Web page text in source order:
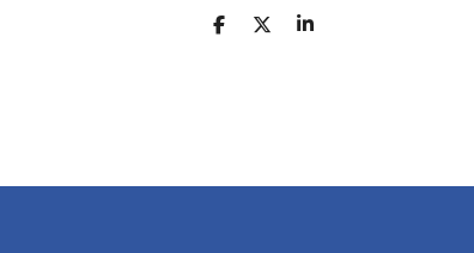
D
D
S